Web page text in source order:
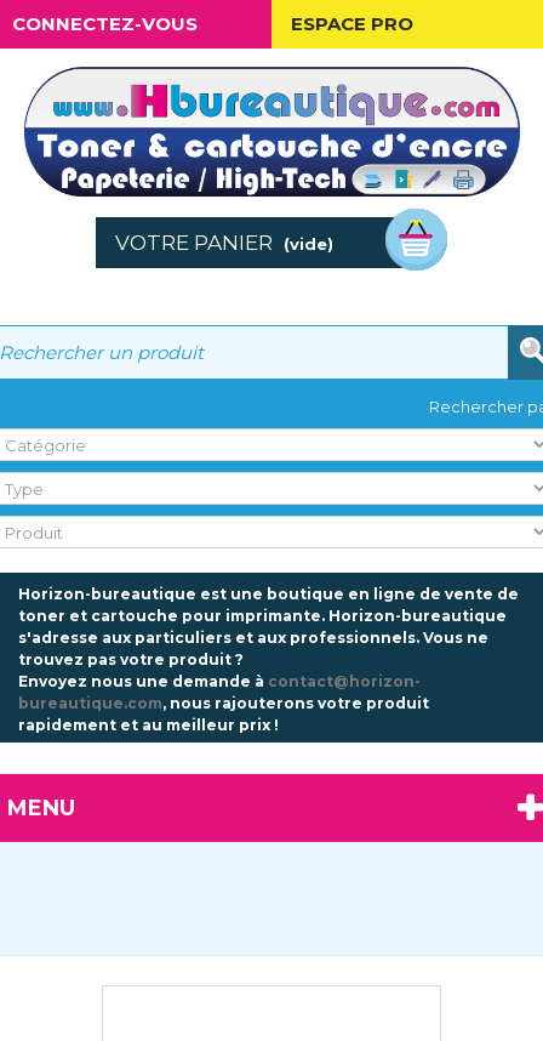
CONNECTEZ-VOUS ESPACE PRO
VOTRE PANIER (vide)
Rechercher
Horizon-bureautique est une boutique en ligne de vente de
toner et cartouche pour imprimante. Horizon-bureautique
s'adresse aux particuliers et aux professionnels. Vous ne
trouvez pas votre produit ?
Envoyez nous une demande à contact@horizon-
bureautique.com, nous rajouterons votre produit
rapidement et au meilleur prix !
MENU